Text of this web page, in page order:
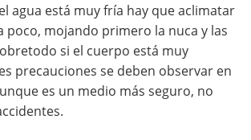
agua está muy fría hay que aclimatar
poco, mojando primero la nuca y las
si el cuerpo está muy
precauciones se deben observar en
es un medio más seguro, no